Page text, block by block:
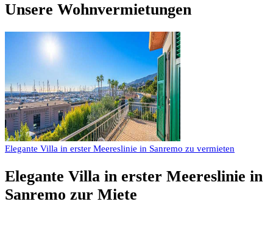
Unsere Wohnvermietungen
Elegante Villa in erster Meereslinie in Sanremo zu vermieten
Elegante Villa in erster Meereslinie in
Sanremo zur Miete